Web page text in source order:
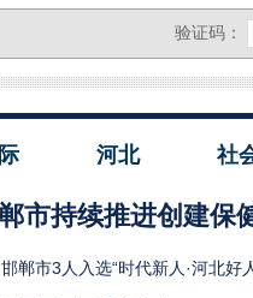
河北 社
市持续推进创建保
邯郸市3人入选“时代新人·河北好